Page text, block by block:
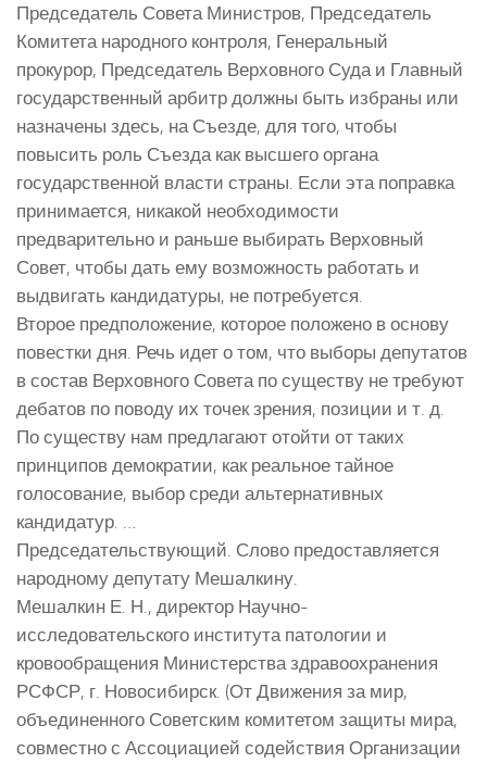
Председатель Совета Министров, Председатель
Комитета народного контроля, Генеральный
прокурор, Председатель Верховного Суда и Главный
государственный арбитр должны быть избраны или
назначены здесь, на Съезде, для того, чтобы
повысить роль Съезда как высшего органа
государственной власти страны. Если эта поправка
принимается, никакой необходимости
предварительно и раньше выбирать Верховный
Совет, чтобы дать ему возможность работать и
выдвигать кандидатуры, не потребуется.
Второе предположение, которое положено в основу
повестки дня. Речь идет о том, что выборы депутатов
в состав Верховного Совета по существу не требуют
дебатов по поводу их точек зрения, позиции и т. д.
По существу нам предлагают отойти от таких
принципов демократии, как реальное тайное
голосование, выбор среди альтернативных
кандидатур. …
Председательствующий. Слово предоставляется
народному депутату Мешалкину.
Мешалкин Е. Н., директор Научно-
исследовательского института патологии и
кровообращения Министерства здравоохранения
РСФСР, г. Новосибирск. (От Движения за мир,
объединенного Советским комитетом защиты мира,
совместно с Ассоциацией содействия Организации